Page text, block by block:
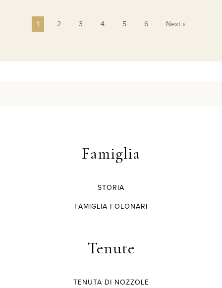
1 2 3 4 5 6 Next »
Famiglia
STORIA
FAMIGLIA FOLONARI
Tenute
TENUTA DI NOZZOLE